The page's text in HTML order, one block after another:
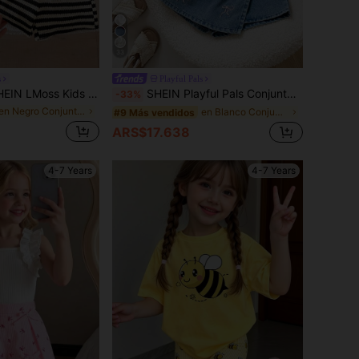
Conjunto de 2 piezas de camiseta holgada casual de punto con cuello redondo y rayas y pantalones cortos para niñas
en Negro Conjuntos para chicas jóvenes
-33% SHEIN Playful Pals Conjunto de camiseta de cuello redondo regular con estampado de lunares coloridos y arcoíris y falda-pantalón de mezclilla de unicolor para niñas, casual y lindo, temporada de regreso a clases, verano
#9 Más vendidos en Blanco Conjuntos de camisetas para niñas
ARS$17.638
4-7 Years 4-7 Years